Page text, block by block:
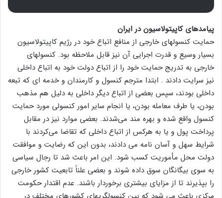
پیامدهای کاپیتولاسیون در ایران
حمایت کنسولهای خارجی از منافع اتباع خود در رژیم کاپیتولاسیون
بسیار وسیع و قدرت اجرایی آن نیز قابل ملاحظه بود. کنسولهای
خارجی به تدریج حمایت خود را از اتباع دولت خود به اتباع داخلی
نیز سرایت دادند . ابتدا مترجم کنسول و کارمندان و خدمه ای که تبعه
داخلی بودند، سپس بعضی از اتباع دیگر داخلی به دلیل هم مذهب
بودن، یا طرف معامله بودن، یا انجام سایر امور کنسولی مورد حمایت
کنسول واقع شده و بهره مند می‌شدند. بعضی موارد نیز در مقابل
پرداخت پول و یا به هرکس از اتباع داخلی که تقاضا می‌کردند با
شرایط سهل و آسان نامه می دادند، بدون این که رضایت و موافقت
دولت محل مأموریت کسب شود. این امر باعث شد تا رجال سیاسی
به سوی بیگانگان سوق داده شوند و بعضی علناً تابعیت کشور خارجی
را بپذیرند تا از مزایای بیشتری برخوردار باشند. عدم اقتدار حکومت